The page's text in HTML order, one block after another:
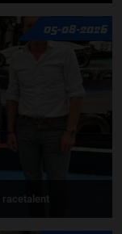
05-08-2026
racetalent